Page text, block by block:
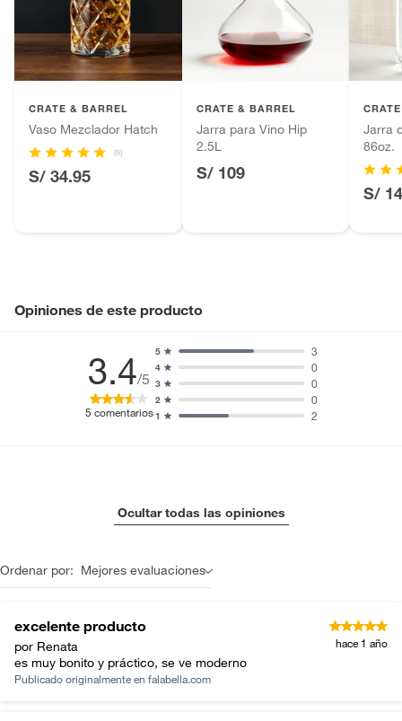
Productos hechos a medida.
Pinturas de color a pedido.
Plantas.
Baterías de auto.
Motocicletas y bicicletas motorizadas.
Licores y cigarros electrónicos.
CRATE & BARREL
Vaso Mezclador Hatch
(9)
S/ 34.95
CRATE & BARREL
Jarra para Vino Hip
2.5L
S/ 109
Jarra
86oz.
S/
Opiniones de este producto
3.4/5
5 comentarios1 2
2 0
3 0
4 0
5 3
Ocultar todas las opiniones
Ordenar por: Mejores evaluaciones
excelente producto
por Renata hace 1 año
es muy bonito y práctico, se ve moderno
Publicado originalmente en falabella.com